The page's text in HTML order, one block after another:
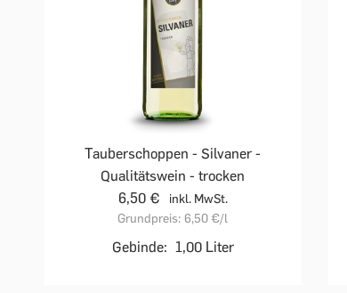
Tauberschoppen - Silvaner -
Qualitätswein - trocken
6,50 €
inkl. MwSt.
Grundpreis: 6,50 €/l
Gebinde: 1,00 Liter